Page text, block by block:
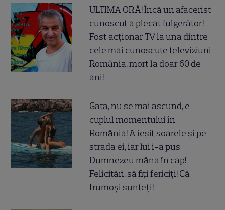
ULTIMA ORĂ! Încă un afacerist
cunoscut a plecat fulgerător!
Fost acționar TV la una dintre
cele mai cunoscute televiziuni
România, mort la doar 60 de
ani!
Gata, nu se mai ascund, e
cuplul momentului în
România! A ieșit soarele și pe
strada ei, iar lui i-a pus
Dumnezeu mâna în cap!
Felicitări, să fiți fericiți! Că
frumoși sunteți!